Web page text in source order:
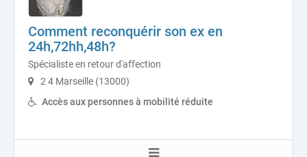
Comment reconquérir son ex en
24h,72hh,48h?
Spécialiste en retour d'affection
2 4 Marseille (13000)
Accès aux personnes à mobilité réduite